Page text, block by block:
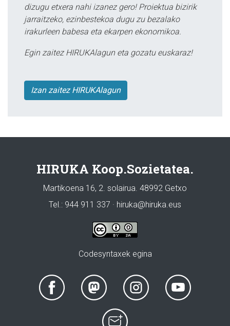
dizugu etxera nahi izanez gero! Proiektua bizirik
jarraitzeko, ezinbestekoa dugu zu bezalako
irakurleen babesa eta ekarpen ekonomikoa.
Egin zaitez HIRUKAlagun eta gozatu euskaraz!
Izan zaitez HIRUKAlagun
HIRUKA Koop.Sozietatea.
Martikoena 16, 2. solairua. 48992 Getxo
Tel.: 944 911 337 · hiruka@hiruka.eus
Codesyntaxek egina